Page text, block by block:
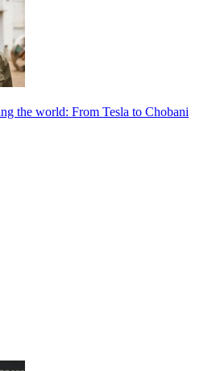
the world: From Tesla to Chobani